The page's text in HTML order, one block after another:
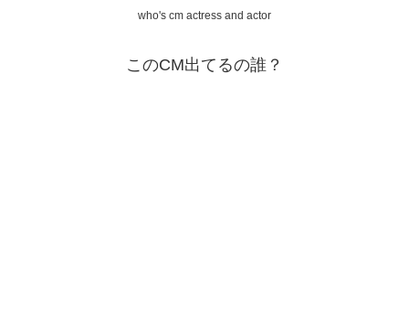
who's cm actress and actor
このCM出てるの誰？